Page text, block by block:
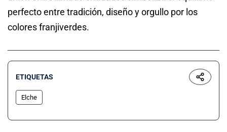
perfecto entre tradición, diseño y orgullo por los
colores franjiverdes.
ETIQUETAS
Elche